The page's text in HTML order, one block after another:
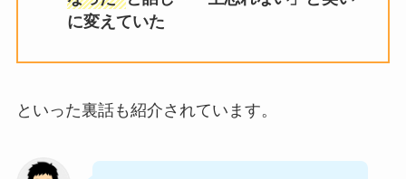
に変えていた
といった裏話も紹介されています。